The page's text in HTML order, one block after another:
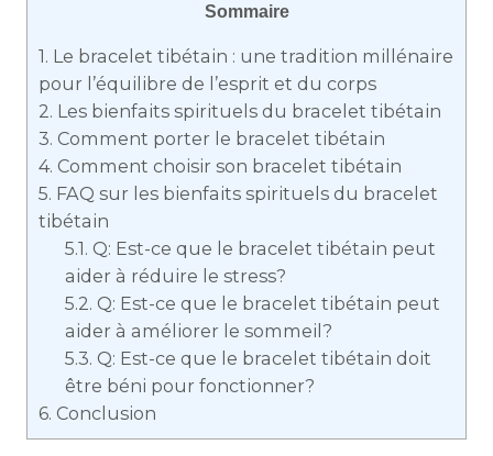
Sommaire
1. Le bracelet tibétain : une tradition millénaire
pour l’équilibre de l’esprit et du corps
2. Les bienfaits spirituels du bracelet tibétain
3. Comment porter le bracelet tibétain
4. Comment choisir son bracelet tibétain
5. FAQ sur les bienfaits spirituels du bracelet
tibétain
5.1. Q: Est-ce que le bracelet tibétain peut
aider à réduire le stress?
5.2. Q: Est-ce que le bracelet tibétain peut
aider à améliorer le sommeil?
5.3. Q: Est-ce que le bracelet tibétain doit
être béni pour fonctionner?
6. Conclusion